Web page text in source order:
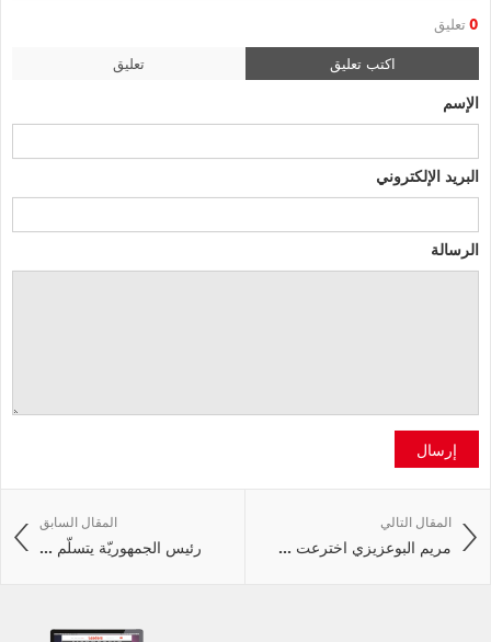
0 تعليق
اكتب تعليق تعليق
الإسم
البريد الإلكتروني
الرسالة
إرسال
المقال السابق
رئيس الجمهوريّة يتسلّم ...
المقال التالي
مريم البوعزيزي اخترعت ...